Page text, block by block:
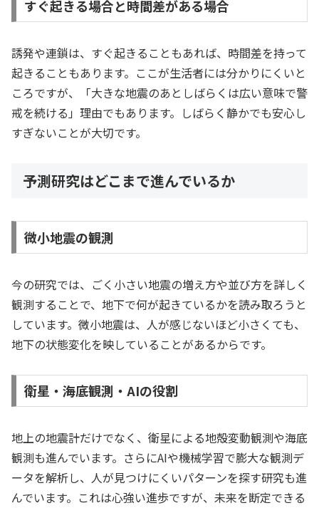
すぐ起きる場合と時間差がある場合
誘発や連鎖は、すぐ起きることもあれば、時間差を持って
起きることもあります。ここが生活者には分かりにくいと
ころですが、「大きな地震のあとしばらくは広い意味で警
戒を続ける」理由でもあります。しばらく静かでも安心し
すぎないことが大切です。
予測研究はどこまで進んでいるか
微小地震の観測
今の研究では、ごく小さい地震の増え方や並び方を詳しく
観測することで、地下で何が起きているかを読み取ろうと
しています。微小地震は、人が感じないほど小さくても、
地下の状態変化を映していることがあるからです。
衛星・海底観測・AIの役割
地上の地震計だけでなく、衛星による地殻変動観測や海底
観測も進んでいます。さらにAIや機械学習で膨大な観測デ
ータを解析し、人が見つけにくいパターンを探す研究も進
んでいます。これは心強い進歩ですが、未来を断定できる